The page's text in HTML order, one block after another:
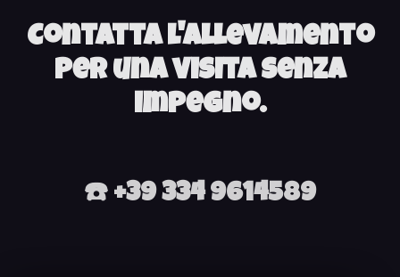
Contatta l'allevamento
per una visita senza
impegno.
☎️ +39 334 9614589